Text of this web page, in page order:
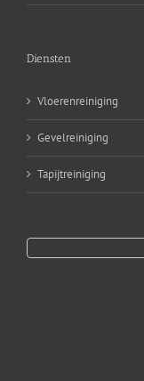
Diensten
Vloerenreiniging
Gevelreiniging
Tapijtreiniging